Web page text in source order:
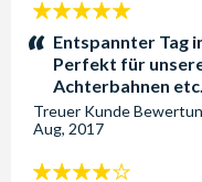
5
Sterne:Entspannter Tag
Perfekt für
Achterbahnen
Treuer Kunde
Aug, 2017
4